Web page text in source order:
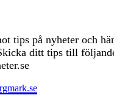
tips på nyheter och
ditt tips till